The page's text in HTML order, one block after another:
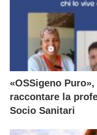
«OSSigeno
raccontare la
Socio Sanitari